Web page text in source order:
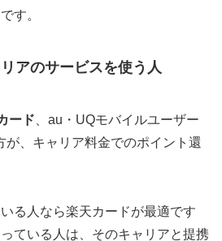
す。
アのサービスを使う人
ード 、au・UQモバイルユーザー
が、キャリア料金でのポイント還
る人なら楽天カードが最適です
ている人は、そのキャリアと提携